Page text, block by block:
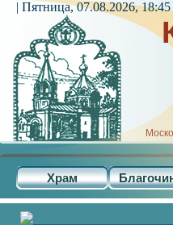
Храм
| Пятница, 07.08.2026, 18:45